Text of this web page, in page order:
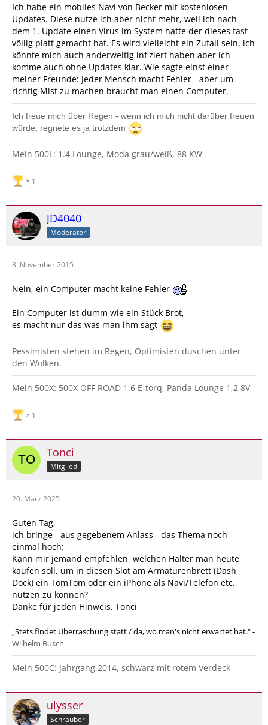
Ich habe ein mobiles Navi von Becker mit kostenlosen
Updates. Diese nutze ich aber nicht mehr, weil ich nach
dem 1. Update einen Virus im System hatte der dieses fast
völlig platt gemacht hat. Es wird vielleicht ein Zufall sein, ich
könnte mich auch anderweitig infiziert haben aber ich
komme auch ohne Updates klar. Wie sagte einst einer
meiner Freunde: Jeder Mensch macht Fehler - aber um
richtig Mist zu machen braucht man einen Computer.
Ich freue mich über Regen - wenn ich mich nicht darüber freuen
würde, regnete es ja trotzdem
Mein 500L: 1.4 Lounge, Moda grau/weiß, 88 KW
1
JD4040
Moderator
8. November 2015
Nein, ein Computer macht keine Fehler
Ein Computer ist dumm wie ein Stück Brot,
es macht nur das was man ihm sagt
Pessimisten stehen im Regen, Optimisten duschen unter
den Wolken.
Mein 500X: 500X OFF ROAD 1.6 E-torq, Panda Lounge 1,2 8V
1
Tonci
Mitglied
20. März 2025
Guten Tag,
ich bringe - aus gegebenem Anlass - das Thema noch
einmal hoch:
Kann mir jemand empfehlen, welchen Halter man heute
kaufen soll, um in diesen Slot am Armaturenbrett (Dash
Dock) ein TomTom oder ein iPhone als Navi/Telefon etc.
nutzen zu können?
Danke für jeden Hinweis, Tonci
„Stets findet Überraschung statt / da, wo man's nicht erwartet hat.“ -
Wilhelm Busch
Mein 500C: Jahrgang 2014, schwarz mit rotem Verdeck
ulysser
Schrauber